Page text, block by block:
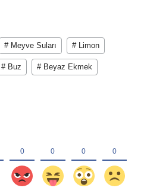
# Meyve Suları # Limon
# Buz # Beyaz Ekmek